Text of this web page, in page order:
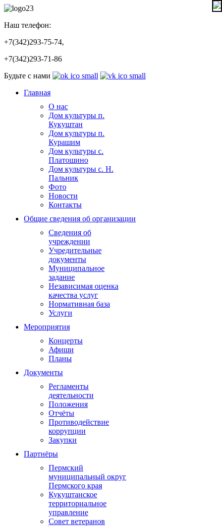
Наш телефон:
+7(342)293-75-74,
+7(342)293-71-86
Будьте с нами
Главная
О нас
Дом культуры п.
Кукуштан
Дом культуры п.
Курашим
Дом культуры с.
Платошино
Дом культуры с. Н.
Пальник
Фото
Новости
Контакты
Общие сведения об организации
Сведения об
учреждении
Учредительные
документы
Муниципальное
задание
Независимая оценка
качества услуг
Нормативная база
Услуги
Мероприятия
Концерты
Афиши
Планы
Документы
Регламенты
деятельности
Положения
Отчёты
Противодействие
коррупции
Закупки
Партнёры
Пермский
муниципальный округ
Пермского края
Кукуштанское
территориальное
управление
Совет ветеранов